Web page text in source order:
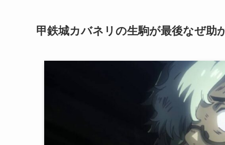
甲鉄城カバネリの生駒が最後なぜ助